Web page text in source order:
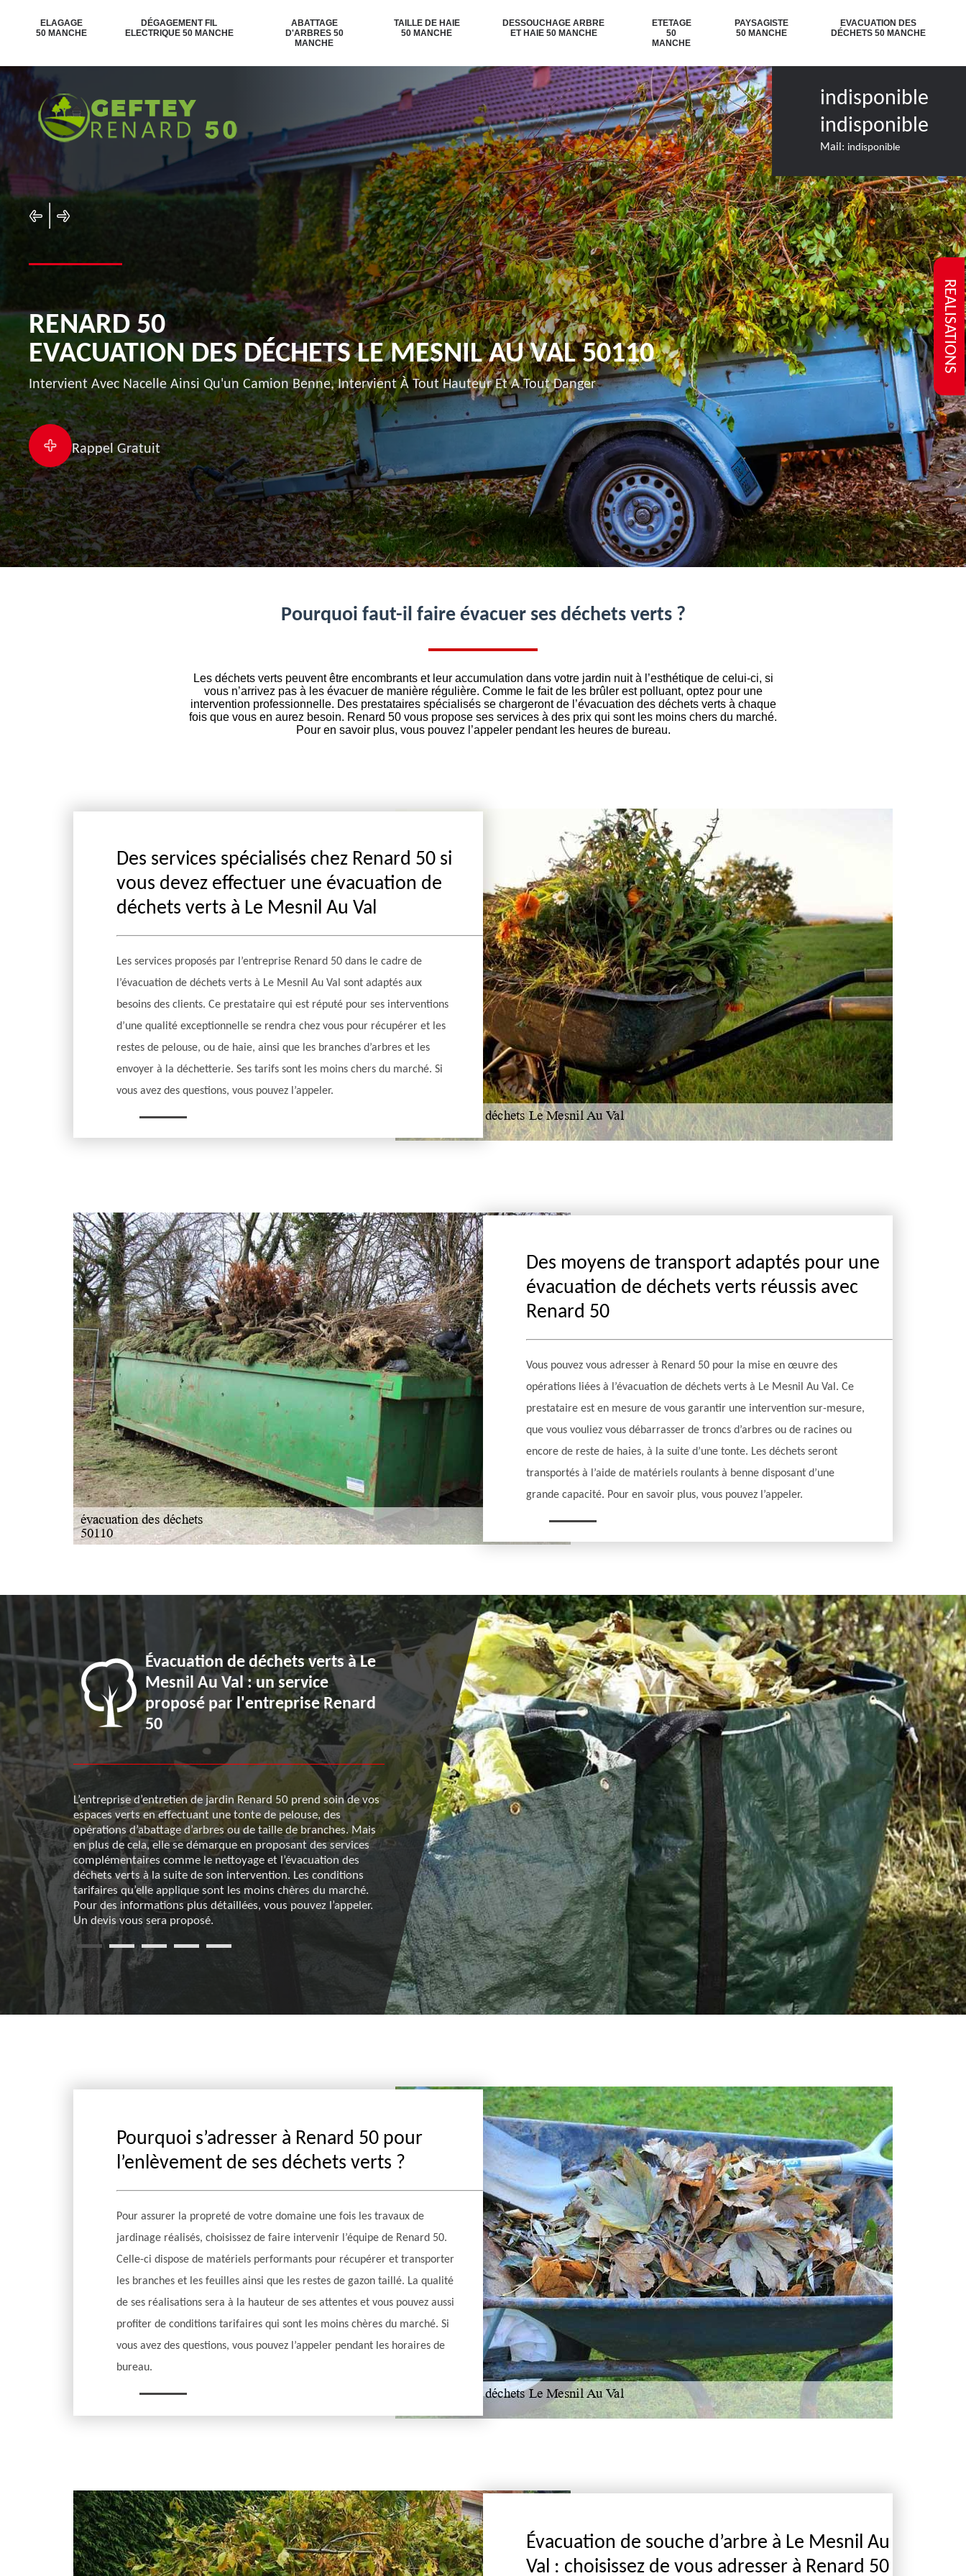
REALISATIONS
ELAGAGE
50 MANCHE
DÉGAGEMENT FIL
ELECTRIQUE 50 MANCHE
ABATTAGE
D'ARBRES 50
MANCHE
TAILLE DE HAIE
50 MANCHE
DESSOUCHAGE ARBRE
ET HAIE 50 MANCHE
ETETAGE
50
MANCHE
PAYSAGISTE
50 MANCHE
EVACUATION DES
DÉCHETS 50 MANCHE
indisponible
indisponible
Mail: indisponible
RENARD 50
EVACUATION DES DÉCHETS LE MESNIL AU VAL 50110
Intervient Avec Nacelle Ainsi Qu'un Camion Benne, Intervient À Tout Hauteur Et A Tout Danger
Rappel Gratuit
Pourquoi faut-il faire évacuer ses déchets verts ?
Les déchets verts peuvent être encombrants et leur accumulation dans votre jardin nuit à l’esthétique de celui-ci, si
vous n’arrivez pas à les évacuer de manière régulière. Comme le fait de les brûler est polluant, optez pour une
intervention professionnelle. Des prestataires spécialisés se chargeront de l’évacuation des déchets verts à chaque
fois que vous en aurez besoin. Renard 50 vous propose ses services à des prix qui sont les moins chers du marché.
Pour en savoir plus, vous pouvez l’appeler pendant les heures de bureau.
Des services spécialisés chez Renard 50 si
vous devez effectuer une évacuation de
déchets verts à Le Mesnil Au Val
Les services proposés par l’entreprise Renard 50 dans le cadre de
l’évacuation de déchets verts à Le Mesnil Au Val sont adaptés aux
besoins des clients. Ce prestataire qui est réputé pour ses interventions
d’une qualité exceptionnelle se rendra chez vous pour récupérer et les
restes de pelouse, ou de haie, ainsi que les branches d’arbres et les
envoyer à la déchetterie. Ses tarifs sont les moins chers du marché. Si
vous avez des questions, vous pouvez l’appeler.
Des moyens de transport adaptés pour une
évacuation de déchets verts réussis avec
Renard 50
Vous pouvez vous adresser à Renard 50 pour la mise en œuvre des
opérations liées à l’évacuation de déchets verts à Le Mesnil Au Val. Ce
prestataire est en mesure de vous garantir une intervention sur-mesure,
que vous vouliez vous débarrasser de troncs d’arbres ou de racines ou
encore de reste de haies, à la suite d’une tonte. Les déchets seront
transportés à l’aide de matériels roulants à benne disposant d’une
grande capacité. Pour en savoir plus, vous pouvez l’appeler.
Mesnil
à Renard
déchets
qu’il
en
seront
Pour
pendant
Évacuation de déchets verts à Le
Mesnil Au Val : un service
proposé par l'entreprise Renard
50
L’entreprise d’entretien de jardin Renard 50 prend soin de vos
espaces verts en effectuant une tonte de pelouse, des
opérations d’abattage d’arbres ou de taille de branches. Mais
en plus de cela, elle se démarque en proposant des services
complémentaires comme le nettoyage et l’évacuation des
déchets verts à la suite de son intervention. Les conditions
tarifaires qu’elle applique sont les moins chères du marché.
Pour des informations plus détaillées, vous pouvez l’appeler.
Un devis vous sera proposé.
Enlèvement de déchets verts en
très peu de temps : contactez
l’équipe de Renard 50 à Le Mesnil
Au Val
Pour que vous puissiez profiter pleinement de votre jardin,
une fois que les opérations liées à son entretien terminées,
choisissez de faire intervenir l’équipe de Renard 50. Celle-ci est
une experte dans le domaine de l’enlèvement de déchets verts
et vous pouvez être confiant pour ce qui est de la qualité de
ses prestations, car elle dispose de matériels adaptés et
performants pour ce type de mission. Si vous avez des
questions, vous pouvez l’appeler.
Abattage d’arbre à Le
Val : pensez à faire
éléments de Renard 50
l’évacuation des déchets
Parce que vous méritez les meilleurs services dans le
l’exécution d’un abattage d’arbre à Le Mesnil Au Val,
de vous adresser à Renard 50. Celui-ci est le
assure un professionnalisme sans égal, tant au
en œuvre de l’opération qu’à la suite de celle-ci en
une évacuation des déchets. Pour que vous puissiez
une évaluation des tarifs dans ce domaine, vous
demander de vous dresser un devis.
Pourquoi s’adresser à Renard 50 pour
l’enlèvement de ses déchets verts ?
Pour assurer la propreté de votre domaine une fois les travaux de
jardinage réalisés, choisissez de faire intervenir l’équipe de Renard 50.
Celle-ci dispose de matériels performants pour récupérer et transporter
les branches et les feuilles ainsi que les restes de gazon taillé. La qualité
de ses réalisations sera à la hauteur de ses attentes et vous pouvez aussi
profiter de conditions tarifaires qui sont les moins chères du marché. Si
vous avez des questions, vous pouvez l’appeler pendant les horaires de
bureau.
Évacuation de souche d’arbre à Le Mesnil Au
Val : choisissez de vous adresser à Renard 50